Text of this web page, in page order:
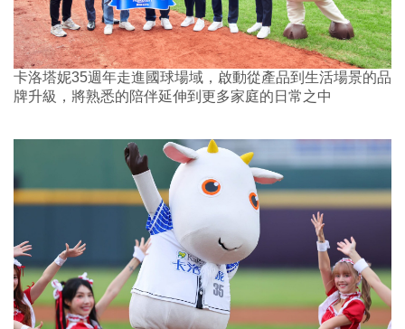
卡洛塔妮35週年走進國球場域，啟動從產品到生活場景的品
牌升級，將熟悉的陪伴延伸到更多家庭的日常之中